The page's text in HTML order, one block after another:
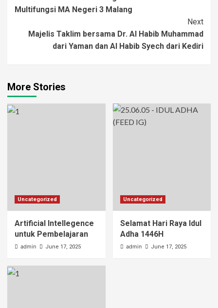
Multifungsi MA Negeri 3 Malang
Next
Majelis Taklim bersama Dr. Al Habib Muhammad
dari Yaman dan Al Habib Syech dari Kediri
More Stories
Uncategorized
Artificial Intellegence
untuk Pembelajaran
admin June 17, 2025
Uncategorized
Selamat Hari Raya Idul
Adha 1446H
admin June 17, 2025